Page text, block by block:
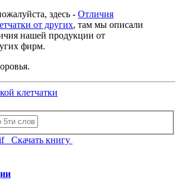
здесь - Отличия
от других, там мы описали
нашей продукции от
фирм.
клетчатки
Скачать книгу